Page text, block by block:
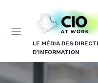
LE MÉDIA DES
D'INFORMATION